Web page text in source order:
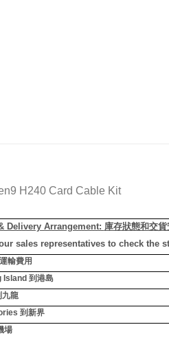
H240 Card Cable Kit
Delivery Arrangement: 庫存狀態和交貨
sales representatives to check the
運輸費用
Island 到港島
九龍
到新界
場